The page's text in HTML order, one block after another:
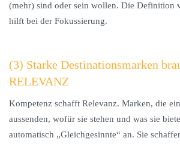
(mehr) sind oder sein wollen. Die Definition
hilft bei der Fokussierung.
(3) Starke Destinationsmarken
RELEVANZ
Kompetenz schafft Relevanz. Marken, die
aussenden, wofür sie stehen und was sie
automatisch „Gleichgesinnte“ an. Sie